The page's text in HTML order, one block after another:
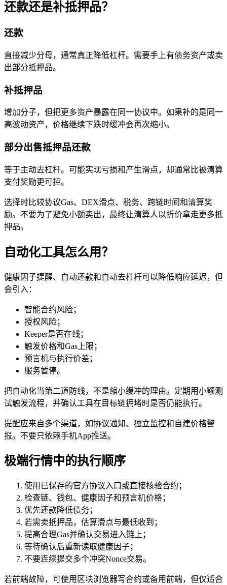
还款还是补抵押品？
还款
直接减少分母，通常真正降低杠杆。需要手上有债务资产或卖
出部分抵押品。
补抵押品
增加分子，但把更多资产暴露在同一协议中。如果补的是同一
高波动资产，价格继续下跌时缓冲会再次缩小。
部分出售抵押品还款
等于主动去杠杆。可能实现亏损和产生滑点，却通常比被清算
支付奖励更可控。
选择时比较协议Gas、DEX滑点、税务、跨链时间和清算奖
励。不要为了避免小额卖出，最终让清算人以折价拿走更多抵
押品。
自动化工具怎么用？
健康因子提醒、自动还款和自动去杠杆可以降低响应延迟，但
会引入：
智能合约风险；
授权风险；
Keeper是否在线；
触发价格和Gas上限；
预言机与执行价差；
服务暂停。
把自动化当第二道防线，不是缩小缓冲的理由。定期用小额测
试触发流程，并确认工具在目标链拥堵时是否仍能执行。
提醒应来自多个渠道，如协议通知、独立监控和自建价格警
报。不要只依赖手机App推送。
极端行情中的执行顺序
使用已保存的官方协议入口或直接核验合约；
检查链、钱包、健康因子和预言机价格；
优先还款降低债务；
若需卖抵押品，估算滑点与最低收到；
提高合理Gas并确认交易进入链上；
等待确认后重新读取健康因子；
不要连续提交多个冲突Nonce交易。
若前端故障，可使用区块浏览器写合约或备用前端，但仅适合